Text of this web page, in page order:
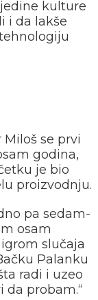
kulture
i da lakše
se prvi
godina,
je bio
proizvodnju.
pa sedam-
osam
slučaja
Palanku
radi i uzeo
probam.“